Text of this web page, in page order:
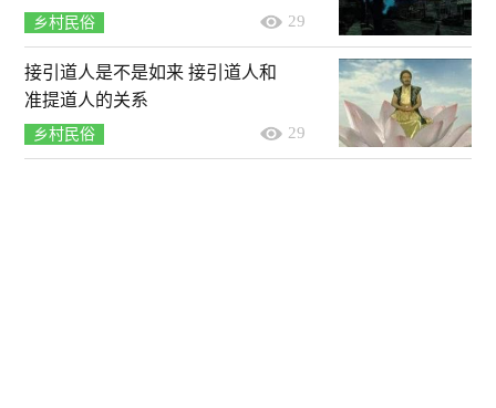
乡村民俗 29
接引道人是不是如来 接引道人和
准提道人的关系
乡村民俗 29